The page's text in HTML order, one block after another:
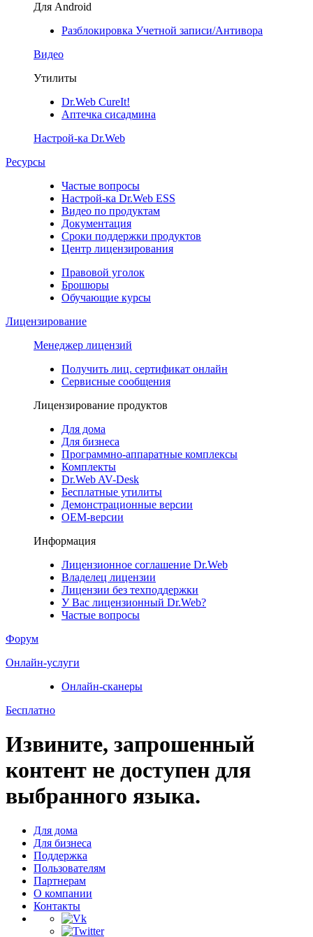
Для Android
Разблокировка Учетной записи/Антивора
Видео
Утилиты
Dr.Web CureIt!
Аптечка сисадмина
Настрой-ка Dr.Web
Ресурсы
Частые вопросы
Настрой-ка Dr.Web ESS
Видео по продуктам
Документация
Сроки поддержки продуктов
Центр лицензирования
Правовой уголок
Брошюры
Обучающие курсы
Лицензирование
Менеджер лицензий
Получить лиц. сертификат онлайн
Сервисные сообщения
Лицензирование продуктов
Для дома
Для бизнеса
Программно-аппаратные комплексы
Комплекты
Dr.Web AV-Desk
Бесплатные утилиты
Демонстрационные версии
ОЕМ-версии
Информация
Лицензионное соглашение Dr.Web
Владелец лицензии
Лицензии без техподдержки
У Вас лицензионный Dr.Web?
Частые вопросы
Форум
Онлайн-услуги
Онлайн-сканеры
Бесплатно
Извините, запрошенный
контент не доступен для
выбранного языка.
Для дома
Для бизнеса
Поддержка
Пользователям
Партнерам
О компании
Контакты